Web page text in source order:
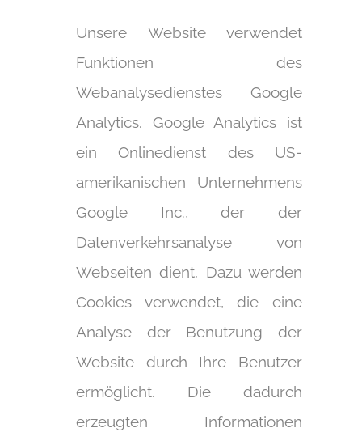
Unsere Website verwendet
Funktionen des
Webanalysedienstes Google
Analytics. Google Analytics ist
ein Onlinedienst des US-
amerikanischen Unternehmens
Google Inc., der der
Datenverkehrsanalyse von
Webseiten dient. Dazu werden
Cookies verwendet, die eine
Analyse der Benutzung der
Website durch Ihre Benutzer
ermöglicht. Die dadurch
erzeugten Informationen